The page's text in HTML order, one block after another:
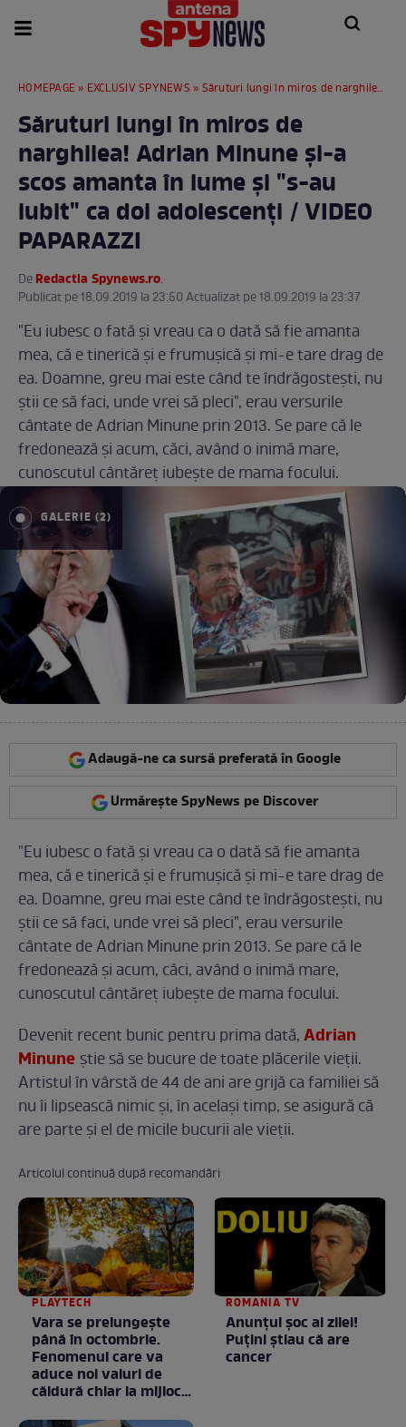
HOMEPAGE » EXCLUSIV SPYNEWS » Săruturi lungi în miros de narghilea! Adrian Minune şi-a scos amanta în lume şi "s-au iubit" ca doi adolescenţi / VIDEO PAPARAZZI
Săruturi lungi în miros de
narghilea! Adrian Minune şi-a
scos amanta în lume şi "s-au
iubit" ca doi adolescenţi / VIDEO
PAPARAZZI
DeRedactia Spynews.ro.
Publicat pe 18.09.2019 la 23:50 Actualizat pe 18.09.2019 la 23:37
"Eu iubesc o fată şi vreau ca o dată să fie amanta
mea, că e tinerică şi e frumuşică şi mi-e tare drag de
ea. Doamne, greu mai este când te îndrăgosteşti, nu
ştii ce să faci, unde vrei să pleci", erau versurile
cântate de Adrian Minune prin 2013. Se pare că le
fredonează şi acum, căci, având o inimă mare,
cunoscutul cântăreţ iubeşte de mama focului.
GALERIE (2)
Adaugă-ne ca sursă preferată în Google
Urmărește SpyNews pe Discover
"Eu iubesc o fată şi vreau ca o dată să fie amanta
mea, că e tinerică şi e frumuşică şi mi-e tare drag de
ea. Doamne, greu mai este când te îndrăgosteşti, nu
ştii ce să faci, unde vrei să pleci", erau versurile
cântate de Adrian Minune prin 2013. Se pare că le
fredonează şi acum, căci, având o inimă mare,
cunoscutul cântăreţ iubeşte de mama focului.
Devenit recent bunic pentru prima dată,Adrian
Minune ştie să se bucure de toate plăcerile vieţii.
Artistul în vârstă de 44 de ani are grijă ca familiei să
nu îi lipsească nimic şi, în acelaşi timp, se asigură că
are parte şi el de micile bucurii ale vieţii.
Articolul continuă după recomandări
PLAYTECH
Vara se prelungeşte
până în octombrie.
Fenomenul care va
aduce noi valuri de
căldură chiar la mijlocul
ROMANIA TV
Anunţul şoc al zilei!
Puţini ştiau că are
cancer